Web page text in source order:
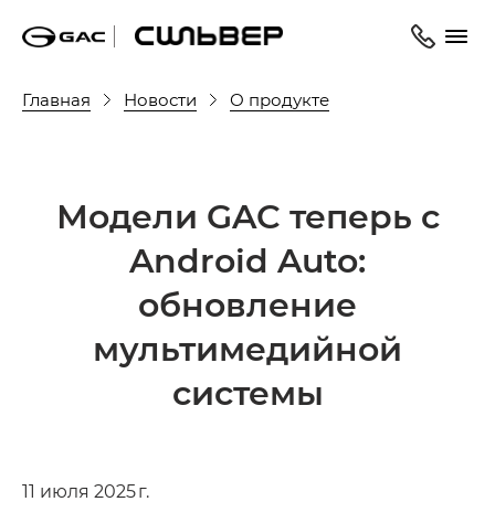
Главная Новости О продукте
Модели GAC теперь с
Android Auto:
обновление
мультимедийной
системы
11 июля 2025 г.